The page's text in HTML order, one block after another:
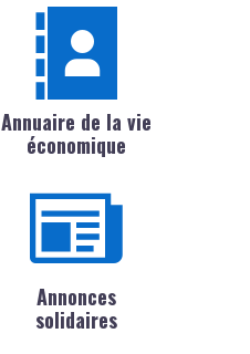
Annuaire de la vie
économique
Annonces
solidaires